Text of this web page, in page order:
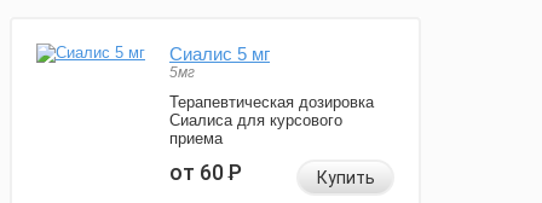
Сиалис 5 мг
5мг
Терапевтическая дозировка
Сиалиса для курсового
приема
от 60Р Купить